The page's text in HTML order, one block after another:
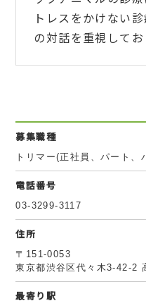
トレスをかけない
の対話を重視してお
募集職種
トリマー(正社員、パート、
電話番号
03-3299-3117
住所
〒151-0053
東京都渋谷区代々木3-42-2
最寄り駅